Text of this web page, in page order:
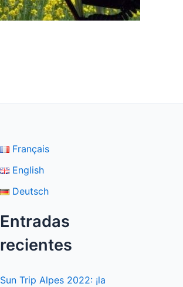
Français
English
Deutsch
Entradas
recientes
Sun Trip Alpes 2022: ¡la